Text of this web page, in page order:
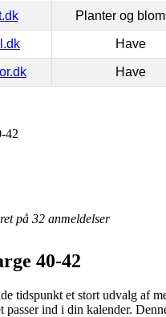
Planter og
Have
Have
42
på 32 anmeldelser
40-42
tidspunkt et stort udvalg af
passer ind i din kalender.